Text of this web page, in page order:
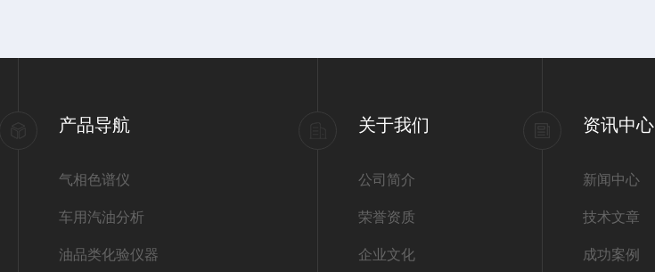
产品导航
气相色谱仪
车用汽油分析
油品类化验仪器
关于我们
公司简介
荣誉资质
企业文化
资讯中心
新闻中心
技术文章
成功案例